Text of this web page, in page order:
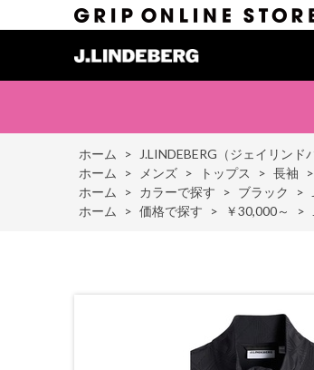
ホーム > J.LINDEBERG（ジェイリンド
ホーム
> メンズ > トップス > 長袖 >
ホーム
> カラーで探す > ブラック >
ホーム
> 価格で探す > ￥30,000～ >